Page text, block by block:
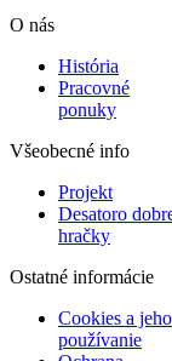
O nás
História
Pracovné
ponuky
Všeobecné info
Projekt
Desatoro
hračky
Ostatné informácie
Cookies a jeho
používanie